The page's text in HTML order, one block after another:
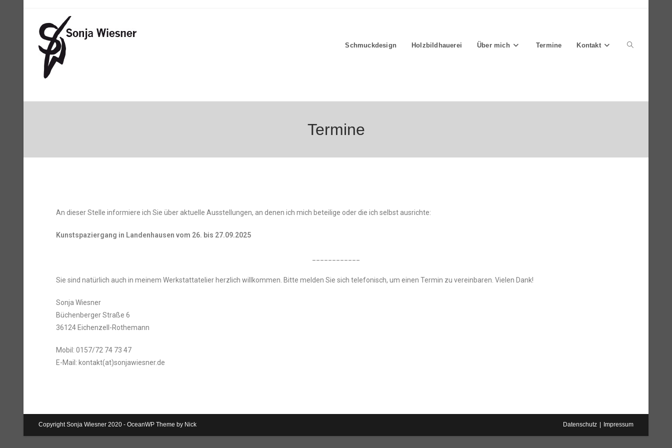
Schmuckdesign Holzbildhauerei Über mich Termine Kontakt
Termine
An dieser Stelle informiere ich Sie über aktuelle Ausstellungen, an denen ich mich beteilige oder die ich selbst ausrichte:
Kunstspaziergang in Landenhausen vom 26. bis 27.09.2025
Sie sind natürlich auch in meinem Werkstattatelier herzlich willkommen. Bitte melden Sie sich telefonisch, um einen Termin zu vereinbaren. Vielen Dank!
Sonja Wiesner
Büchenberger Straße 6
36124 Eichenzell-Rothemann
Mobil: 0157/72 74 73 47
E-Mail: kontakt(at)sonjawiesner.de
Datenschutz Impressum
Copyright Sonja Wiesner 2020 - OceanWP Theme by Nick